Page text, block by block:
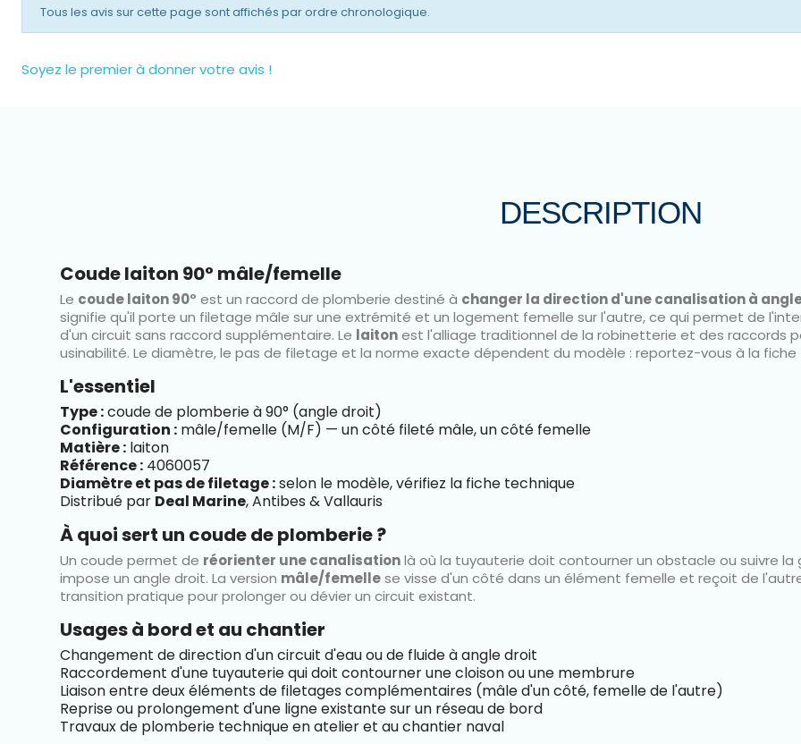
Ajouter au panier
CHARNIÈRE RECTANGULAIRE À...
Prix
1,60 € A partir dePrix
1,19 € A partir de
Tous les avis sur cette page sont affichés par ordre chronologique.
Soyez le premier à donner votre avis !
DESCRIPTION
Coude laiton 90° mâle/femelle
Le coude laiton 90° est un raccord de plomberie destiné à changer la direction d'une canalisation à
signifie qu'il porte un filetage mâle sur une extrémité et un logement femelle sur l'autre, ce qui permet de
d'un circuit sans raccord supplémentaire. Le laitonest l'alliage traditionnel de la robinetterie et des raccords
usinabilité. Le diamètre, le pas de filetage et la norme exacte dépendent du modèle : reportez-vous à la fiche
L'essentiel
Type :coude de plomberie à 90° (angle droit)
Configuration : mâle/femelle (M/F) — un côté fileté mâle, un côté femelle
Matière : laiton
Référence : 4060057
Diamètre et pas de filetage :selon le modèle, vérifiez la fiche technique
Distribué par Deal Marine, Antibes & Vallauris
À quoi sert un coude de plomberie ?
Un coude permet de réorienter une canalisationlà où la tuyauterie doit contourner un obstacle ou suivre
impose un angle droit. La version mâle/femellese visse d'un côté dans un élément femelle et reçoit de
transition pratique pour prolonger ou dévier un circuit existant.
Usages à bord et au chantier
Changement de direction d'un circuit d'eau ou de fluide à angle droit
Raccordement d'une tuyauterie qui doit contourner une cloison ou une membrure
Liaison entre deux éléments de filetages complémentaires (mâle d'un côté, femelle de l'autre)
Reprise ou prolongement d'une ligne existante sur un réseau de bord
Travaux de plomberie technique en atelier et au chantier naval